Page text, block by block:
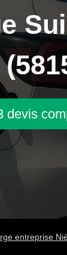
devis
entreprise